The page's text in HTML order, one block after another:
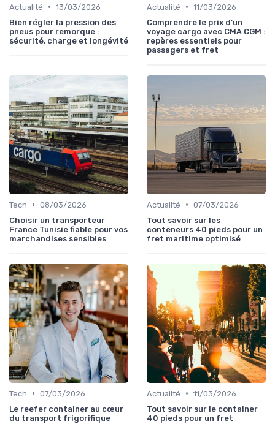
Actualité • 13/03/2026
Bien régler la pression des
pneus pour remorque :
sécurité, charge et longévité
Actualité • 11/03/2026
Comprendre le prix d’un
voyage cargo avec CMA CGM :
repères essentiels pour
passagers et fret
Tech • 08/03/2026
Choisir un transporteur
France Tunisie fiable pour vos
marchandises sensibles
Actualité • 07/03/2026
Tout savoir sur les
conteneurs 40 pieds pour un
fret maritime optimisé
Tech • 07/03/2026
Le reefer container au cœur
du transport frigorifique
Actualité • 11/03/2026
Tout savoir sur le container
40 pieds pour un fret